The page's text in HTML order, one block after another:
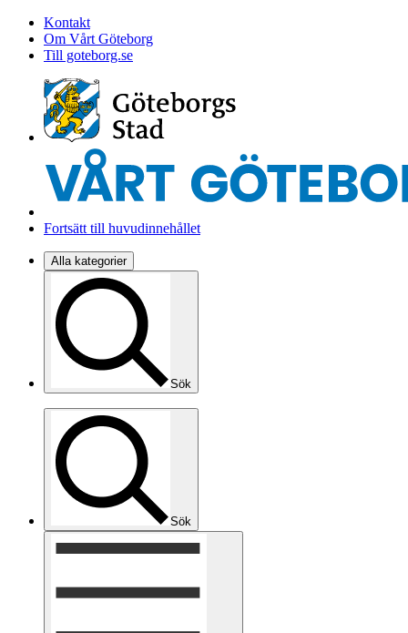
Kontakt
Om Vårt Göteborg
Till goteborg.se
Fortsätt till huvudinnehållet
Alla kategorier
Sök
Sök